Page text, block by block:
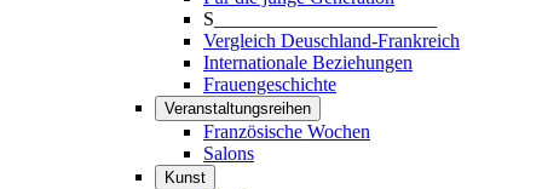
S_______________________
Vergleich Deuschland-Frankreich
Internationale Beziehungen
Frauengeschichte
Veranstaltungsreihen
Französische Wochen
Salons
Kunst